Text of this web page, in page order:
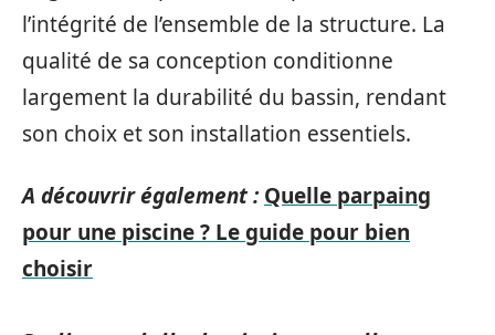
l’intégrité de l’ensemble de la structure. La
qualité de sa conception conditionne
largement la durabilité du bassin, rendant
son choix et son installation essentiels.
A découvrir également : Quelle parpaing
pour une piscine ? Le guide pour bien
choisir